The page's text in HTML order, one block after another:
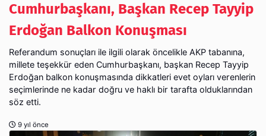
Cumhurbaşkanı, Başkan Recep Tayyip
Erdoğan Balkon Konuşması
Referandum sonuçları ile ilgili olarak öncelikle AKP tabanına,
millete teşekkür eden Cumhurbaşkanı, başkan Recep Tayyip
Erdoğan balkon konuşmasında dikkatleri evet oyları verenlerin
seçimlerinde ne kadar doğru ve haklı bir tarafta olduklarından
söz etti.
9 yıl önce